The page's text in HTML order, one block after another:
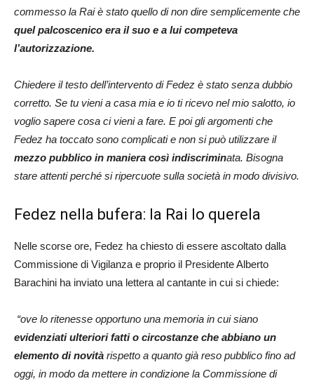
commesso la Rai è stato quello di non dire semplicemente che
quel palcoscenico era il suo e a lui competeva
l’autorizzazione.
Chiedere il testo dell’intervento di Fedez è stato senza dubbio
corretto. Se tu vieni a casa mia e io ti ricevo nel mio salotto, io
voglio sapere cosa ci vieni a fare. E poi gli argomenti che
Fedez ha toccato sono complicati e non si può utilizzare il
mezzo pubblico in maniera così indiscriminata. Bisogna
stare attenti perché si ripercuote sulla società in modo divisivo.
Fedez nella bufera: la Rai lo querela
Nelle scorse ore, Fedez ha chiesto di essere ascoltato dalla
Commissione di Vigilanza e proprio il Presidente Alberto
Barachini ha inviato una lettera al cantante in cui si chiede:
“ove lo ritenesse opportuno una memoria in cui siano
evidenziati ulteriori fatti o circostanze che abbiano un
elemento di novità rispetto a quanto già reso pubblico fino ad
oggi, in modo da mettere in condizione la Commissione di